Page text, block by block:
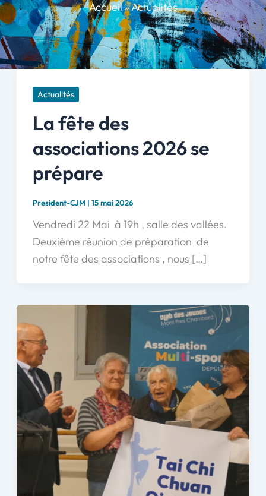
Accueil»Actualités
Actualités
La fête des
associations 2026 se
prépare
President-CJM | 15 mai 2026
Vendredi 22 Mai à 19h , salle des vallées.
Deuxième réunion de préparation de
notre fête des associations , nous […]